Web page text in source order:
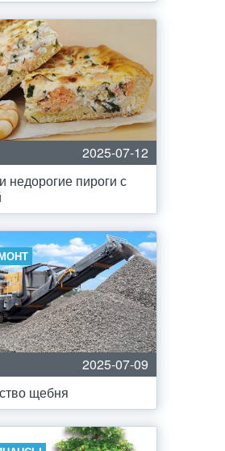
2025-07-12
недорогие пироги с
2025-07-09
щебня